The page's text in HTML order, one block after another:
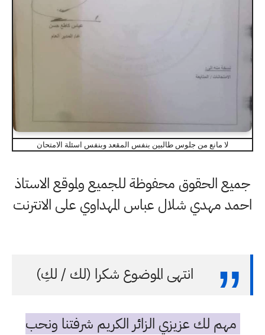
لا مانع من جلوس طالبين بنفس المقعد وبنفس اسئلة الامتحان
جميع الحقوق محفوظة للجميع ولموقع الاستاذ
احمد مهدي شلال عباس المهداوي على الانترنت
انتهى الموضوع شكرا (لك / لكِ)
مهم لك عزيزي الزائر الكريم شرفتنا ونحب